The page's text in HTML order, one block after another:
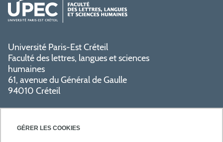
GÉRER LES COOKIES
Université Paris-Est Créteil
Faculté des lettres, langues et sciences
humaines
61, avenue du Général de Gaulle
94010 Créteil